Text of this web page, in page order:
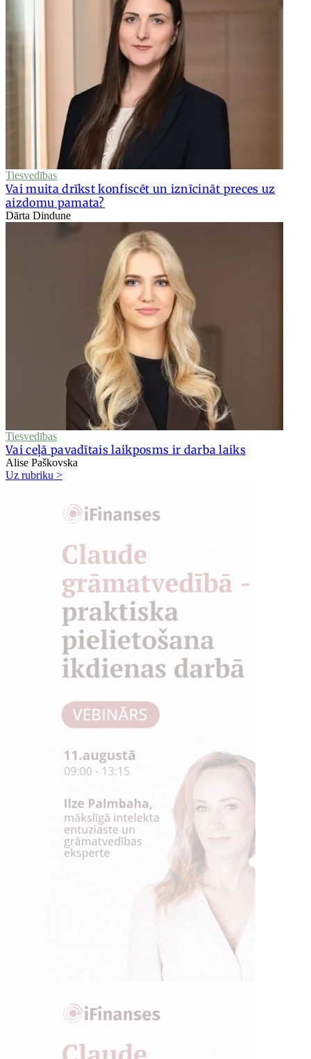
Tiesvedības
Vai muita drīkst konfiscēt un iznīcināt preces uz
aizdomu pamata?
Dārta Dindune
Tiesvedības
Vai ceļā pavadītais laikposms ir darba laiks
Alise Paškovska
Uz rubriku >